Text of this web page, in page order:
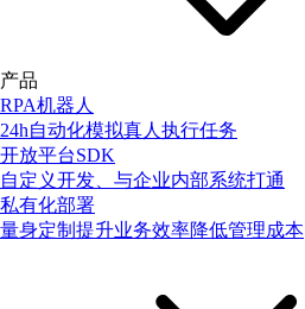
产品
RPA机器人
24h自动化模拟真人执行任务
开放平台SDK
自定义开发、与企业内部系统打通
私有化部署
量身定制提升业务效率降低管理成本